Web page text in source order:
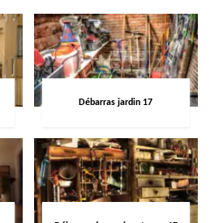
Débarras jardin 17